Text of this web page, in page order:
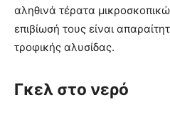
αληθινά τέρατα
επιβίωσή τους είναι
τροφικής αλυσίδας.
Γκελ στο νερό